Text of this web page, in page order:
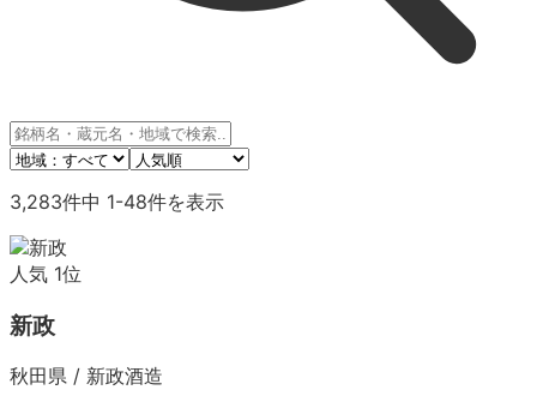
3,283件中 1-48件を表示
人気 1位
新政
秋田県 / 新政酒造